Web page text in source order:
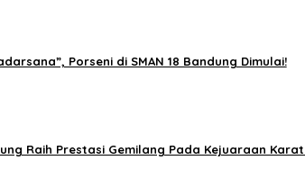
Porseni di SMAN 18 Bandung Dimulai!
Raih Prestasi Gemilang Pada Kejuaraan